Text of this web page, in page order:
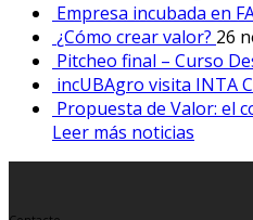
Empresa incubada en
¿Cómo crear valor? 26
Pitcheo final – Curso
incUBAgro visita INTA
Propuesta de Valor: el
Leer más noticias